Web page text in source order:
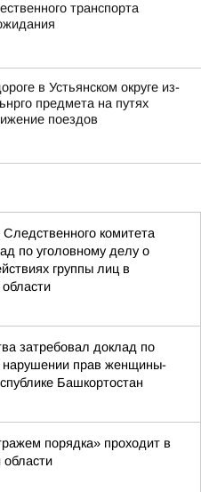
транспорта
в Устьянском округе из-
предмета на путях
поездов
комитета
по уголовному делу о
группы лиц в
затребовал доклад по
прав женщины-
Башкортостан
порядка» проходит в
области